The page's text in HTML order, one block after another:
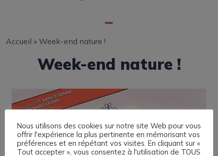
Accueil » Week-end nature !
Week-end nature !
Nous utilisons des cookies sur notre site Web pour vous
offrir l'expérience la plus pertinente en mémorisant vos
préférences et en répétant vos visites. En cliquant sur «
Tout accepter », vous consentez à l'utilisation de TOUS